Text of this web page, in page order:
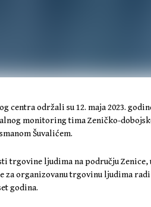
centra održali su 12. maja 2023.
monitoring tima Zeničko-
Šuvalićem.
trgovine ljudima na području
za organizovanu trgovinu ljudima
godina.